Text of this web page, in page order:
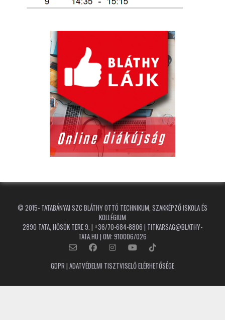
© 2015- TATABÁNYAI SZC BLÁTHY OTTÓ TECHNIKUM, SZAKKÉPZŐ ISKOLA ÉS
KOLLÉGIUM
2890 TATA, HŐSÖK TERE 9. | +36/70-684-8806 | TITKARSAG@BLATHY-
TATA.HU | OM: 910006/026
GDPR | ADATVÉDELMI TISZTVISELŐ ELÉRHETŐSÉGE